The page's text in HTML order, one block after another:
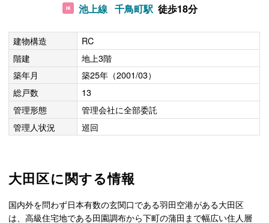
池上線 千鳥町駅 徒歩18分
建物構造
RC
階建
地上3階
築年月
築25年（2001/03）
総戸数
13
管理形態
管理会社に全部委託
管理人状況
巡回
大田区に関する情報
国内外を問わず日本有数の玄関口である羽田空港がある大田区
は、高級住宅地である田園調布から下町の蒲田まで幅広い住人層